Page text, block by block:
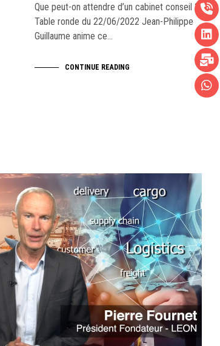
Que peut-on attendre d’un cabinet conseil ?
Table ronde du 22/06/2022 Jean-Philippe
Guillaume anime ce…
CONTINUE READING